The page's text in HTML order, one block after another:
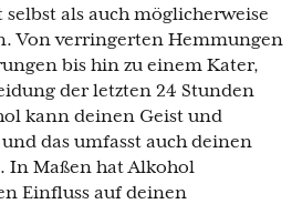
als auch möglicherweise
Von verringerten Hemmungen
bis hin zu einem Kater,
der letzten 24 Stunden
kann deinen Geist und
das umfasst auch deinen
In Maßen hat Alkohol
Einfluss auf deinen